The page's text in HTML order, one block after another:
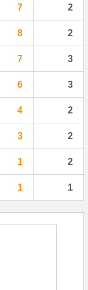
7 2
8 2
7 3
6 3
4 2
3 2
1 2
1 1